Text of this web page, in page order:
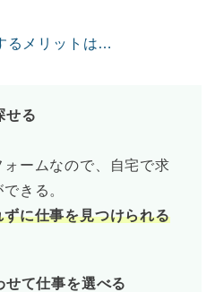
るメリットは…
せる
ームなので、自宅で求
きる。
に仕事を見つけられる
せて仕事を選べる